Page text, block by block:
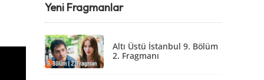
Yeni Fragmanlar
Altı Üstü İstanbul 9. Bölüm
2. Fragmanı